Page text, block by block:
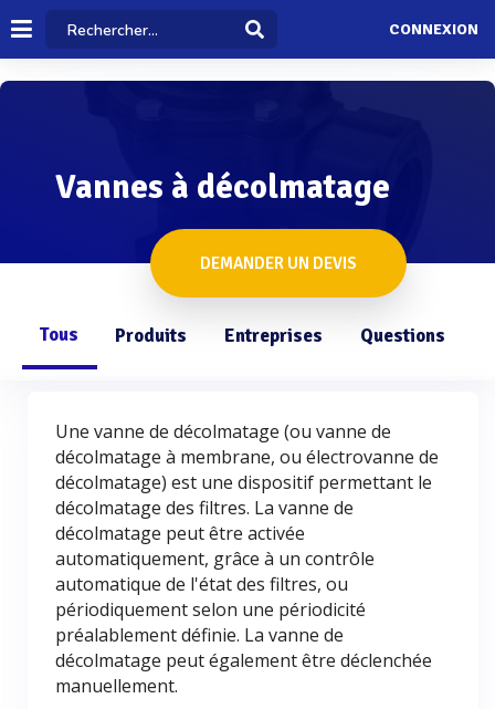
CONNEXION
Vannes à décolmatage
DEMANDER UN DEVIS
Tous Produits Entreprises Questions
Une vanne de décolmatage (ou vanne de
décolmatage à membrane, ou électrovanne de
décolmatage) est une dispositif permettant le
décolmatage des filtres. La vanne de
décolmatage peut être activée
automatiquement, grâce à un contrôle
automatique de l'état des filtres, ou
périodiquement selon une périodicité
préalablement définie. La vanne de
décolmatage peut également être déclenchée
manuellement.